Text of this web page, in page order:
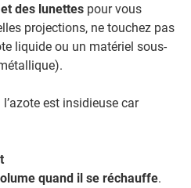
des lunettespour vous
projections, ne touchez pas
liquide ou un matériel sous-
est insidieuse car
quand il se réchauffe.